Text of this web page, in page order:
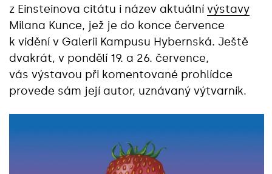
z Einsteinova citátu i název aktuální výstavy
Milana Kunce, jež je do konce července
k vidění v Galerii Kampusu Hybernská. Ještě
dvakrát, v pondělí 19. a 26. července,
vás výstavou při komentované prohlídce
provede sám její autor, uznávaný výtvarník.